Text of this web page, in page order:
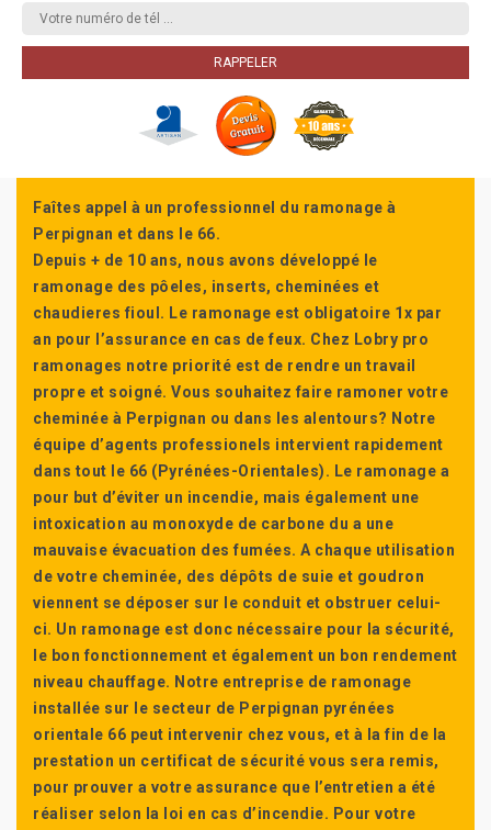
Faîtes appel à un professionnel du ramonage à
Perpignan et dans le 66.
Depuis + de 10 ans, nous avons développé le
ramonage des pôeles, inserts, cheminées et
chaudieres fioul. Le ramonage est obligatoire 1x par
an pour l’assurance en cas de feux. Chez Lobry pro
ramonages notre priorité est de rendre un travail
propre et soigné. Vous souhaitez faire ramoner votre
cheminée à Perpignan ou dans les alentours? Notre
équipe d’agents professionels intervient rapidement
dans tout le 66 (Pyrénées-Orientales). Le ramonage a
pour but d’éviter un incendie, mais également une
intoxication au monoxyde de carbone du a une
mauvaise évacuation des fumées. A chaque utilisation
de votre cheminée, des dépôts de suie et goudron
viennent se déposer sur le conduit et obstruer celui-
ci. Un ramonage est donc nécessaire pour la sécurité,
le bon fonctionnement et également un bon rendement
niveau chauffage. Notre entreprise de ramonage
installée sur le secteur de Perpignan pyrénées
orientale 66 peut intervenir chez vous, et à la fin de la
prestation un certificat de sécurité vous sera remis,
pour prouver a votre assurance que l’entretien a été
réaliser selon la loi en cas d’incendie. Pour votre